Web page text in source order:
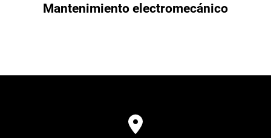
Mantenimiento electromecánico